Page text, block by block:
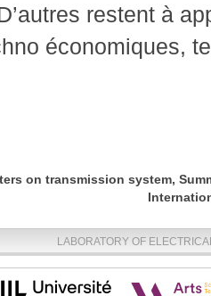
restent à
économiques,
on transmission system,
LABORATORY OF